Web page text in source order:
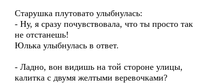
Старушка плутовато улыбнулась:
- Ну, я сразу почувствовала, что ты просто так
не отстанешь!
Юлька улыбнулась в ответ.
- Ладно, вон видишь на той стороне улицы,
калитка с двумя желтыми веревочками?